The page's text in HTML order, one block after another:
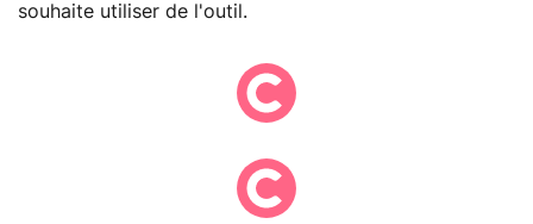
souhaite utiliser de l'outil.